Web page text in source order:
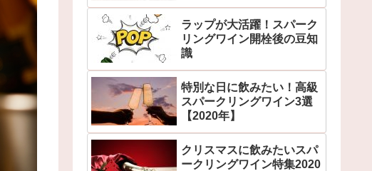
ラップが大活躍！スパーク
リングワイン開栓後の豆知
識
特別な日に飲みたい！高級
スパークリングワイン3選
【2020年】
クリスマスに飲みたいスパ
ークリングワイン特集2020